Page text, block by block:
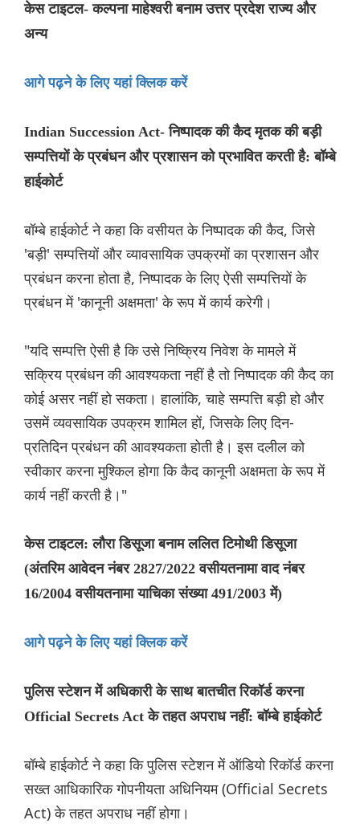
केस टाइटल- कल्पना माहेश्वरी बनाम उत्तर प्रदेश राज्य और
अन्य
आगे पढ़ने के लिए यहां क्लिक करें
Indian Succession Act- निष्पादक की कैद मृतक की बड़ी
सम्पत्तियों के प्रबंधन और प्रशासन को प्रभावित करती है: बॉम्बे
हाईकोर्ट
बॉम्बे हाईकोर्ट ने कहा कि वसीयत के निष्पादक की कैद, जिसे
'बड़ी' सम्पत्तियों और व्यावसायिक उपक्रमों का प्रशासन और
प्रबंधन करना होता है, निष्पादक के लिए ऐसी सम्पत्तियों के
प्रबंधन में 'कानूनी अक्षमता' के रूप में कार्य करेगी।
"यदि सम्पत्ति ऐसी है कि उसे निष्क्रिय निवेश के मामले में
सक्रिय प्रबंधन की आवश्यकता नहीं है तो निष्पादक की कैद का
कोई असर नहीं हो सकता। हालांकि, चाहे सम्पत्ति बड़ी हो और
उसमें व्यवसायिक उपक्रम शामिल हों, जिसके लिए दिन-
प्रतिदिन प्रबंधन की आवश्यकता होती है। इस दलील को
स्वीकार करना मुश्किल होगा कि कैद कानूनी अक्षमता के रूप में
कार्य नहीं करती है।"
केस टाइटल: लौरा डिसूजा बनाम ललित टिमोथी डिसूजा
(अंतरिम आवेदन नंबर 2827/2022 वसीयतनामा वाद नंबर
16/2004 वसीयतनामा याचिका संख्या 491/2003 में)
आगे पढ़ने के लिए यहां क्लिक करें
पुलिस स्टेशन में अधिकारी के साथ बातचीत रिकॉर्ड करना
Official Secrets Act के तहत अपराध नहीं: बॉम्बे हाईकोर्ट
बॉम्बे हाईकोर्ट ने कहा कि पुलिस स्टेशन में ऑडियो रिकॉर्ड करना
सख्त आधिकारिक गोपनीयता अधिनियम (Official Secrets
Act) के तहत अपराध नहीं होगा।